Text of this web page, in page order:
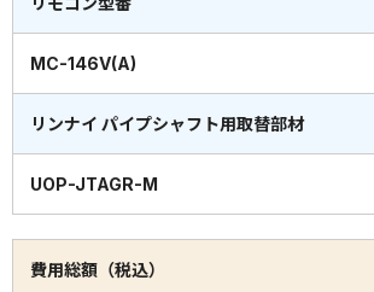
MC-146V(A)
リンナイ パイプシャフト用取替部材
UOP-JTAGR-M
費用総額（税込）